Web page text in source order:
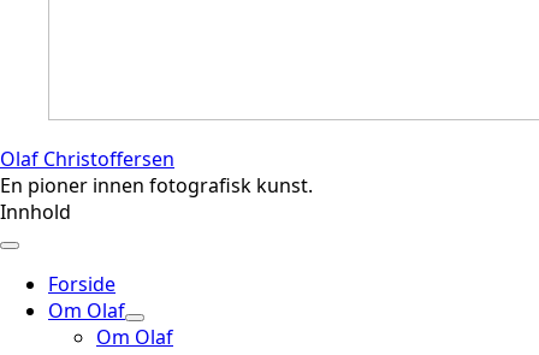
Olaf Christoffersen
En pioner innen fotografisk kunst.
Innhold
Forside
Om Olaf
Om Olaf